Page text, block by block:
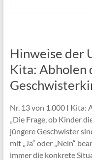
Hinweise der
Kita: Abholen
Nr. 13 von 1.000 I Kita:
„Die Frage, ob Kinder
jüngere Geschwister
mit „Ja“ oder „Nein“
immer die konkrete